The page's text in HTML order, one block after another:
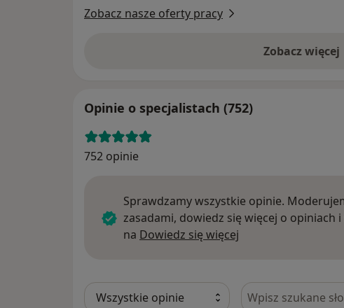
Zobacz nasze oferty pracy
Zobacz więcej
Opinie o specjalistach (752)
752 opinie
Sprawdzamy wszystkie opinie.
zasadami, dowiedz się więcej o opiniach
na Dowiedz się więcej
Szukaj w opiniach